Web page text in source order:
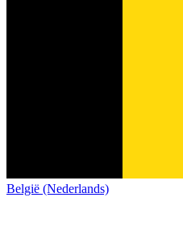
België (Nederlands)